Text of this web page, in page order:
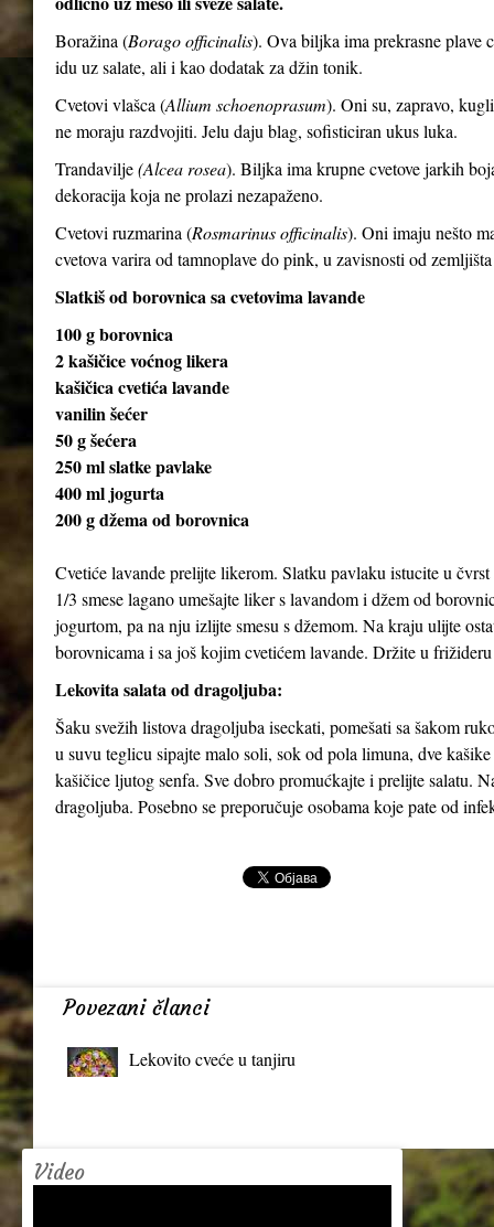
Boražina (Borago officinalis). Ova biljka ima prekrasne plave
idu uz salate, ali i kao dodatak za džin tonik.
Cvetovi vlašca (Allium schoenoprasum). Oni su, zapravo,
ne moraju razdvojiti. Jelu daju blag, sofisticiran ukus luka.
Trandavilje(Alcea rosea). Biljka ima krupne cvetove jarkih
dekoracija koja ne prolazi nezapaženo.
Cvetovi ruzmarina (Rosmarinus officinalis). Oni imaju nešto
cvetova varira od tamnoplave do pink, u zavisnosti od
Slatkiš od borovnica sa cvetovima lavande
100 g borovnica
2 kašičice voćnog likera
kašičica cvetića lavande
vanilin šećer
50 g šećera
250 ml slatke pavlake
400 ml jogurta
200 g džema od borovnica
Cvetiće lavande prelijte likerom. Slatku pavlaku istucite u
1/3 smese lagano umešajte liker s lavandom i džem od
jogurtom, pa na nju izlijte smesu s džemom. Na kraju ulijte
borovnicama i sa još kojim cvetićem lavande. Držite u
Lekovita salata od dragoljuba:
Šaku svežih listova dragoljuba iseckati, pomešati sa šakom
u suvu teglicu sipajte malo soli, sok od pola limuna, dve
kašičice ljutog senfa. Sve dobro promućkajte i prelijte salatu.
dragoljuba. Posebno se preporučuje osobama koje pate od
Povezani članci
Lekovito cveće u tanjiru
Video